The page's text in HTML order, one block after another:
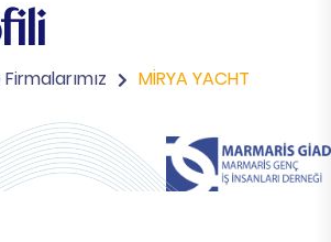
MİRYA YACHT